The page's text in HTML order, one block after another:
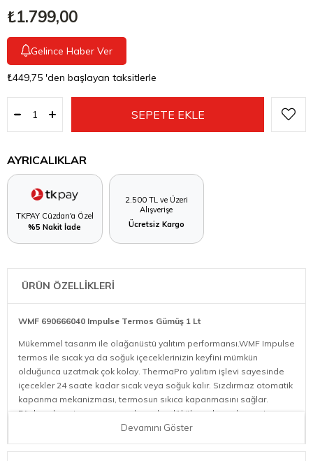
₺1.799,00
Gelince Haber Ver
₺449,75 'den başlayan taksitlerle
AYRICALIKLAR
TKPAY Cüzdan'a Özel
%5 Nakit İade
2.500 TL ve Üzeri
Alışverişe
Ücretsiz Kargo
ÜRÜN ÖZELLİKLERİ
WMF 690666040 Impulse Termos Gümüş 1 Lt
Mükemmel tasarım ile olağanüstü yalıtım performansı.WMF Impulse
termos ile sıcak ya da soğuk içeceklerinizin keyfini mümkün
olduğunca uzatmak çok kolay. ThermaPro yalıtım işlevi sayesinde
içecekler 24 saate kadar sıcak veya soğuk kalır. Sızdırmaz otomatik
kapanma mekanizması, termosun sıkıca kapanmasını sağlar.
Böylece hem taşıma sırasında sıvılar dökülmez hem de servis
sırasında sıçrama veya damlama olmaz. Modern tasarımı, popüler
dikkat çekmesini sağlar.
Devamını Göster